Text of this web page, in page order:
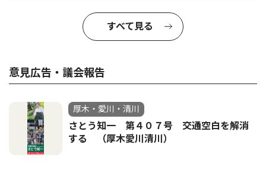
すべて見る
意見広告・議会報告
厚木・愛川・清川
さとう知一 第４０７号 交通空白を解消
する （厚木愛川清川）